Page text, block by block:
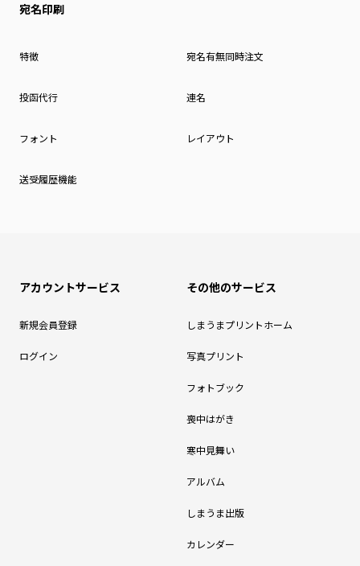
宛名印刷
特徴 宛名有無同時注文
投函代行 連名
フォント レイアウト
送受履歴機能
アカウントサービス
新規会員登録
ログイン
その他のサービス
しまうまプリントホーム
写真プリント
フォトブック
喪中はがき
寒中見舞い
アルバム
しまうま出版
カレンダー